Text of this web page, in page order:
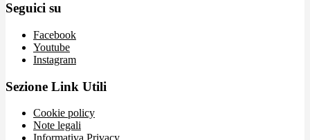
Seguici su
Facebook
Youtube
Instagram
Sezione Link Utili
Cookie policy
Note legali